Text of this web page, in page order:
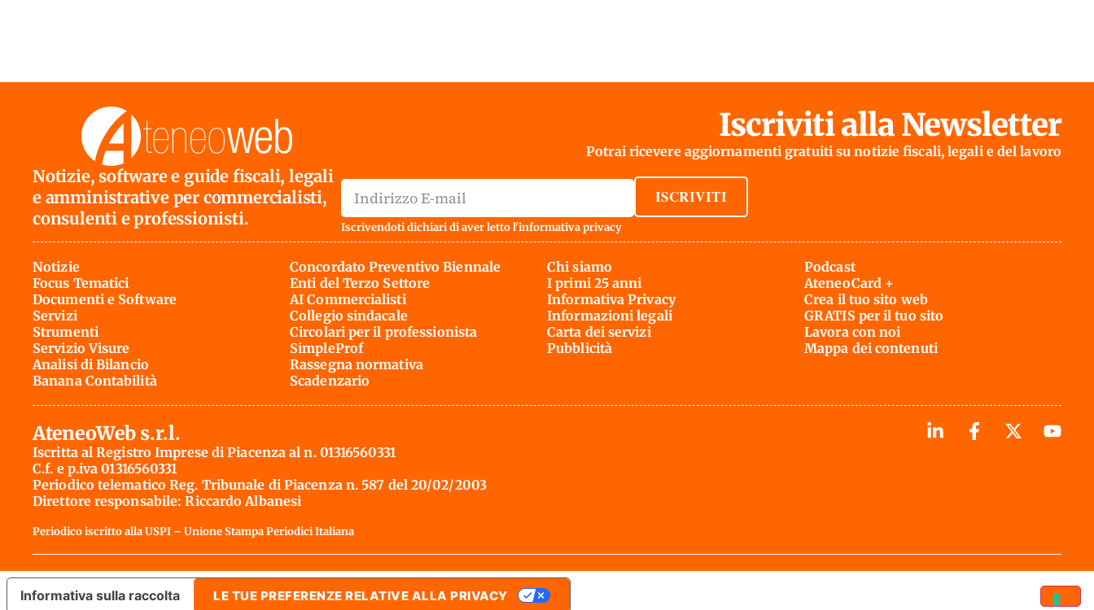
Notizie, software e guide fiscali, legali
e amministrative per commercialisti,
consulenti e professionisti.
Iscriviti alla Newsletter
Potrai ricevere aggiornamenti gratuiti su notizie fiscali, legali e del lavoro
ISCRIVITI
Iscrivendoti dichiari di aver letto l'informativa privacy
Notizie
Focus Tematici
Documenti e Software
Servizi
Strumenti
Servizio Visure
Analisi di Bilancio
Banana Contabilità
Concordato Preventivo Biennale
Enti del Terzo Settore
AI Commercialisti
Collegio sindacale
Circolari per il professionista
SimpleProf
Rassegna normativa
Scadenzario
Chi siamo
I primi 25 anni
Informativa Privacy
Informazioni legali
Carta dei servizi
Pubblicità
Podcast
AteneoCard +
Crea il tuo sito web
GRATIS per il tuo sito
Lavora con noi
Mappa dei contenuti
AteneoWeb s.r.l.
Iscritta al Registro Imprese di Piacenza al n. 01316560331
C.f. e p.iva 01316560331
Periodico telematico Reg. Tribunale di Piacenza n. 587 del 20/02/2003
Direttore responsabile: Riccardo Albanesi
Periodico iscritto alla USPI – Unione Stampa Periodici Italiana
Informativa sulla raccolta LE TUE PREFERENZE RELATIVE ALLA PRIVACY